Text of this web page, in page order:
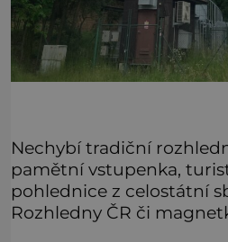
Nechybí tradiční
pamětní vstupenka,
pohlednice z celostátní
Rozhledny ČR či